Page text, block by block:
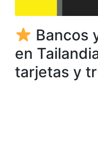
Bancos
en
tarjetas y